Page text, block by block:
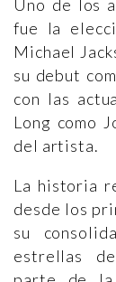
Uno de los
fue la
Michael
su debut
con las
Long como
del artista.
La historia
desde los
su
estrellas